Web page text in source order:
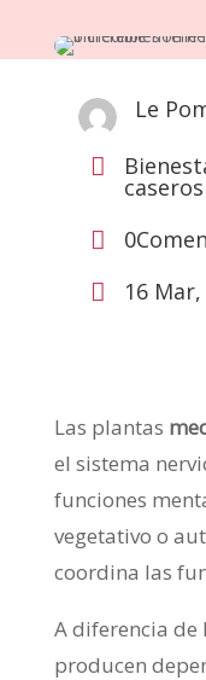
Le

caseros


16 Mar,
Las plantas
el sistema
funciones
vegetativo o
coordina las
A diferencia de
producen